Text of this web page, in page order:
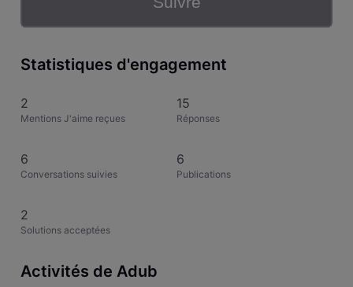
Statistiques d'engagement
2
Mentions J'aime reçues
15
Réponses
6
Conversations suivies
6
Publications
2
Solutions acceptées
Activités de Adub